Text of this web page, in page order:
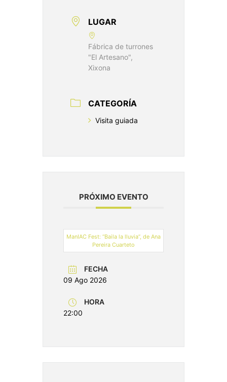
LUGAR
Fábrica de turrones
"El Artesano",
Xixona
CATEGORÍA
Visita guiada
PRÓXIMO EVENTO
ManIAC Fest: “Baila la lluvia”, de Ana
Pereira Cuarteto
FECHA
09 Ago 2026
HORA
22:00